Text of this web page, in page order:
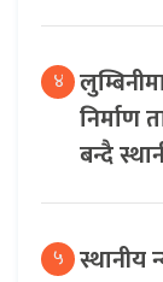
४
निर्माण
बन्दै
५ स्थानीय